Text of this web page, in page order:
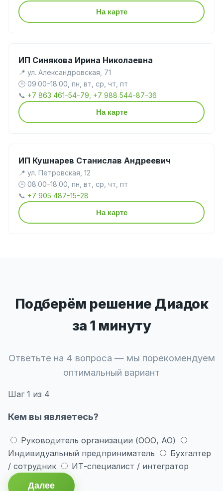
На карте
ИП Синякова Ирина Николаевна
📍 ул. Александровская, 71
🕒 09:00-18:00, пн, вт, ср, чт, пт
📞 +7 863 461-54-79, +7 988 544-87-36
На карте
ИП Кушнарев Станислав Андреевич
📍 ул. Петровская, 12
🕒 08:00-18:00, пн, вт, ср, чт, пт
📞 +7 905 487-15-28
На карте
Подберём решение Диадок
за 1 минуту
Ответьте на 4 вопроса — мы порекомендуем
оптимальный вариант
Шаг 1 из 4
Кем вы являетесь?
Руководитель организации (ООО, АО)
Индивидуальный предприниматель
Бухгалтер
/ сотрудник
ИТ-специалист / интегратор
Далее